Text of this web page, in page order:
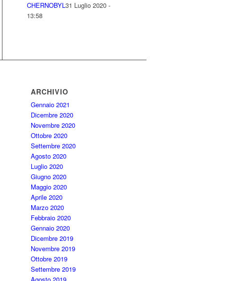
CHERNOBYL31 Luglio 2020 -
13:58
ARCHIVIO
Gennaio 2021
Dicembre 2020
Novembre 2020
Ottobre 2020
Settembre 2020
Agosto 2020
Luglio 2020
Giugno 2020
Maggio 2020
Aprile 2020
Marzo 2020
Febbraio 2020
Gennaio 2020
Dicembre 2019
Novembre 2019
Ottobre 2019
Settembre 2019